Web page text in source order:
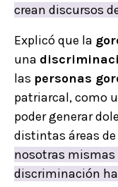
crean discursos
Explicó que la
una
las personas
patriarcal, como
poder generar
distintas áreas de
nosotras mismas
discriminación